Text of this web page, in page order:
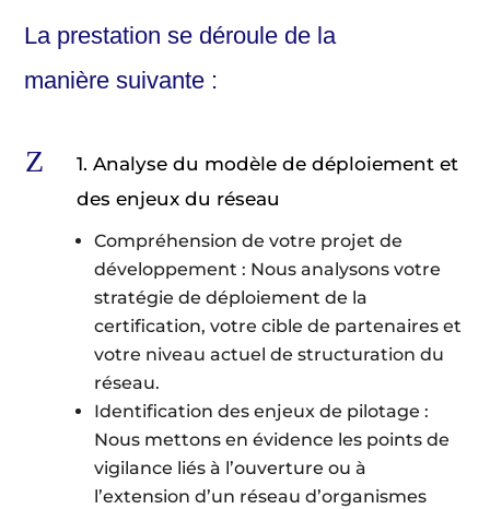
La prestation se déroule de la
manière suivante :
Z
1. Analyse du modèle de déploiement et
des enjeux du réseau
Compréhension de votre projet de
développement : Nous analysons votre
stratégie de déploiement de la
certification, votre cible de partenaires et
votre niveau actuel de structuration du
réseau.
Identification des enjeux de pilotage :
Nous mettons en évidence les points de
vigilance liés à l’ouverture ou à
l’extension d’un réseau d’organismes